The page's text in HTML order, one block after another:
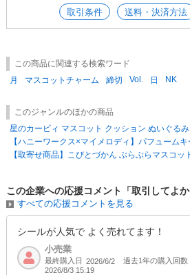
その場合分割前では無く、分割後の確保商品
※弊社半期決算(1月)と本決算(7月)時期の月
それ以外の時期は翌々月以降の納期の場合は
頂き、翌月納期予定のご発注は弊社にてお取
＜ご発注例：1＞
れで出荷対応
＜ご発注例：2＞
2月下旬納期・3月上旬納期のご発注を同時
割せずに2月下旬納期分を弊社にてお取り置
営業日・5営業日・2週間は併せて出荷、2月
応
＜ご発注例：4＞
3営業日・2週間納期のご発注を同時に頂い
2週間の納期が揃ったら出荷対応
※複数納期を同時にご発注の場合は上記対応
はございますが事前にご了承下さいますよう
取引条件 送料・決済方法
この商品に関連する検索ワード
月
マスコットチャーム 締切 Vol. 日 NK
このジャンルのほかの商品
星のカービィ マスコット クッション ぬいぐるみ
【ハニーワークス×マイメロディ】パフューム
【取寄せ商品】こびとづかん ぶらぶらマスコッ
この企業への応援コメント「取引してよか
すべての応援コメントを見る
シールが人気で よく売れてます！
小売業
最終購入日 2026/6/2 過去1年の購入回数
2026/8/3 15:19